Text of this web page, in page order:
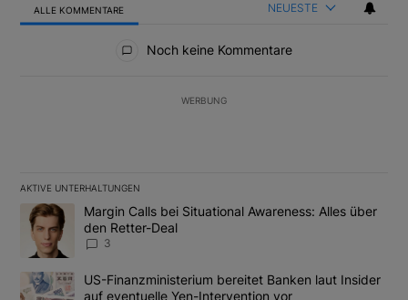
ALLE KOMMENTARE NEUESTE
Noch keine Kommentare
WERBUNG
AKTIVE UNTERHALTUNGEN
Das Folgende ist eine Liste der am meisten kommentierten
Ein Trendartikel mit dem Titel "Margin Calls bei Situational
Margin Calls bei Situational Awareness: Alles über
den Retter-Deal
3
Ein Trendartikel mit dem Titel "US-Finanzministerium bereitet
US-Finanzministerium bereitet Banken laut Insider
auf eventuelle Yen-Intervention vor